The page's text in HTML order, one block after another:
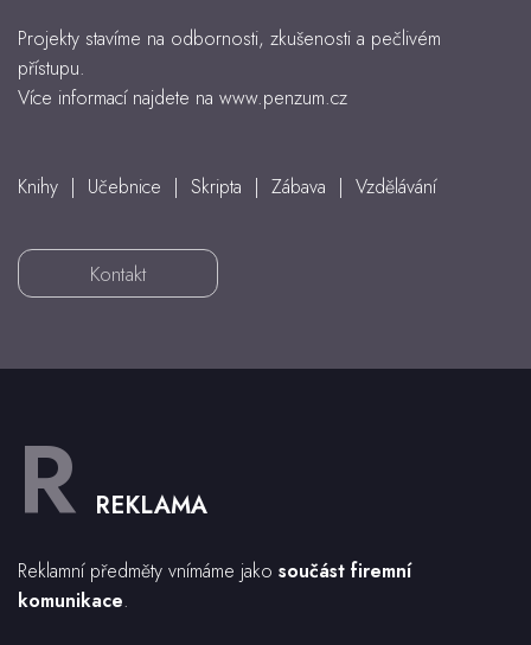
Projekty stavíme na odbornosti, zkušenosti a pečlivém
přístupu.
Více informací najdete na www.penzum.cz
Knihy | Učebnice | Skripta | Zábava | Vzdělávání
Kontakt
R REKLAMA
Reklamní předměty vnímáme jako součást firemní
komunikace.